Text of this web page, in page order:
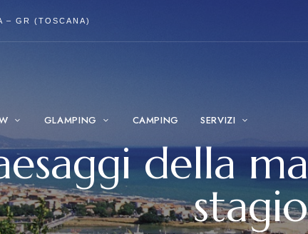
– GR (TOSCANA)
GLAMPING CAMPING SERVIZI
della